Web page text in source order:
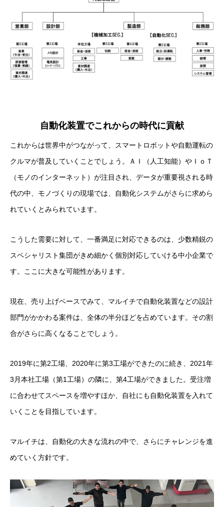
自動化装置でこれからの時代に貢献
これからは世界中がつながって、スマートロボットや自動運転の
クルマが普及していくことでしょう。ＡＩ（人工知能）やＩｏＴ
（モノのインターネット）が注目され、データが重要視される時
代の中、モノづくりの現場では、自動化システムがさらに求めら
れていくとみられています。
こうした需要に対して、一番満足に対応できるのは、少数精鋭の
スペシャリスト集団がきめ細かく個別対応していける中小企業で
す。ここに大きな可能性があります。
現在、売り上げベースでみて、マルイチで自動化装置などの設計
部門がかかわる案件は、全体の半分ほどを占めています。その割
合がさらに高くなることでしょう。
2019年に第2工場、2020年に第3工場ができたのに続き、2021年
3月本社工場（第1工場）の隣に、第4工場ができました。受注増
に合わせてスペースを増やすほか、自社にも自動化装置を入れて
いくことを目指しています。
マルイチは、自動化の大きな流れの中で、さらにチャレンジを進
めていく方針です。